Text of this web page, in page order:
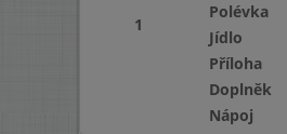
1
Polévka
Jídlo
Příloha
Doplněk
Nápoj